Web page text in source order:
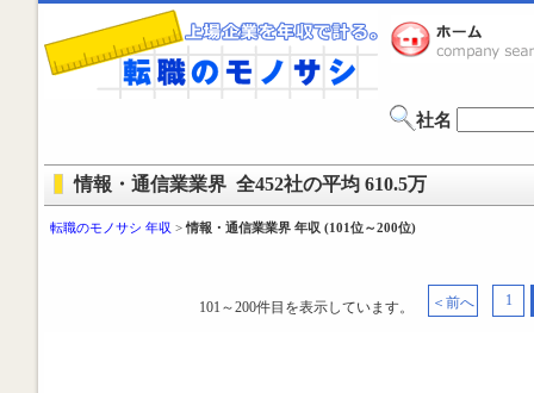
社名
情報・通信業業界 全452社の平均 610.5万
転職のモノサシ 年収 >情報・通信業業界 年収 (101位～200位)
101～200件目を表示しています。 ＜前へ 1